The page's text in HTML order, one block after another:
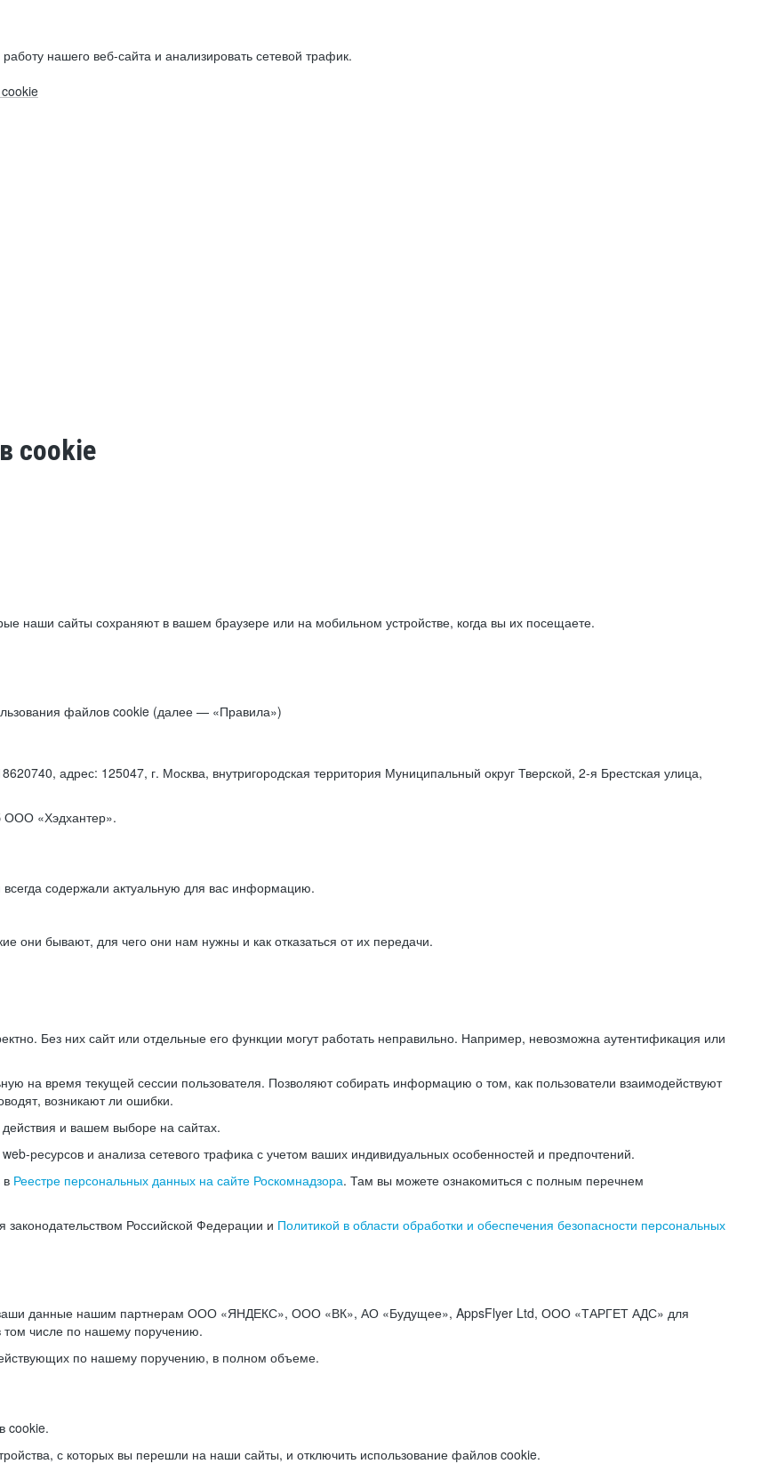
нашего веб-сайта и анализировать сетевой трафик.
cookie
наши сайты сохраняют в вашем браузере или на мобильном устройстве, когда вы их посещаете.
файлов cookie (далее — «Правила»)
адрес: 125047, г. Москва, внутригородская территория Муниципальный округ Тверской, 2-я Брестская улица,
ООО «Хэдхантер».
содержали актуальную для вас информацию.
они бывают, для чего они нам нужны и как отказаться от их передачи.
Без них сайт или отдельные его функции могут работать неправильно. Например, невозможна аутентификация или
на время текущей сессии пользователя. Позволяют собирать информацию о том, как пользователи взаимодействуют
возникают ли ошибки.
и вашем выборе на сайтах.
ресурсов и анализа сетевого трафика с учетом ваших индивидуальных особенностей и предпочтений.
Реестре персональных данных на сайте Роскомнадзора. Там вы можете ознакомиться с полным перечнем
Российской Федерации и Политикой в области обработки и обеспечения безопасности персональных
данные нашим партнерам ООО «ЯНДЕКС», ООО «ВК», АО «Будущее», AppsFlyer Ltd, ООО «ТАРГЕТ АДС» для
том числе по нашему поручению.
по нашему поручению, в полном объеме.
cookie.
с которых вы перешли на наши сайты, и отключить использование файлов cookie.